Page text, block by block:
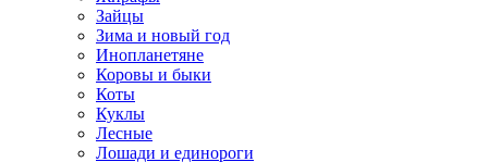
Зайцы
Зима и новый год
Инопланетяне
Коровы и быки
Коты
Куклы
Лесные
Лошади и единороги